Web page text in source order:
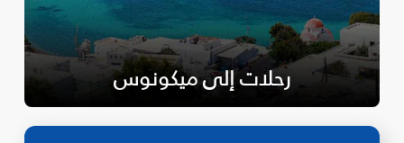
رحلات إلى ميكونوس